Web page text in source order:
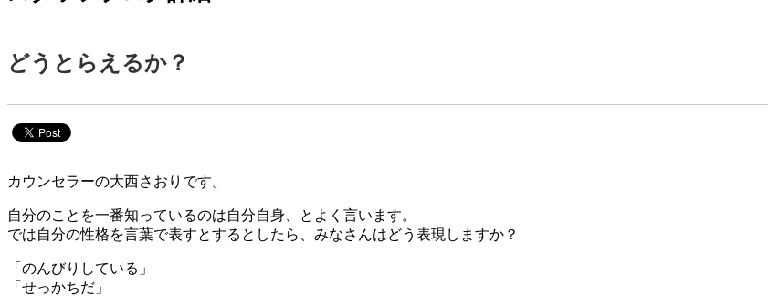
どうとらえるか？
カウンセラーの大西さおりです。
自分のことを一番知っているのは自分自身、とよく言います。
では自分の性格を言葉で表すとするとしたら、みなさんはどう表現しますか？
「のんびりしている」
「せっかちだ」